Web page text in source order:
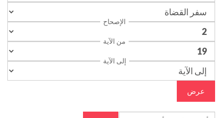
الإصحاح
من الآية
إلى الآية
عرض